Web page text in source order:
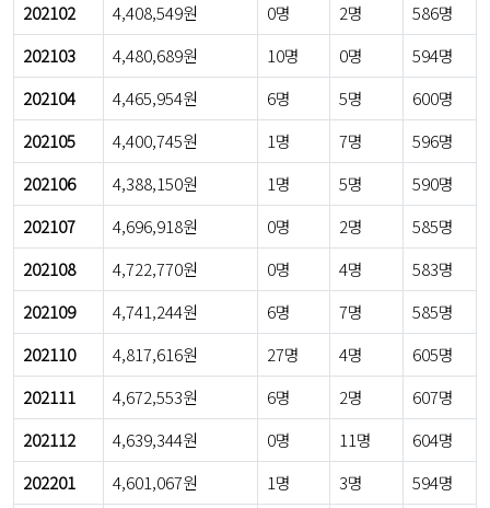
202102
4,408,549원 0명 2명
586명
202103
4,480,689원 10명 0명
594명
202104
4,465,954원 6명 5명
600명
202105
4,400,745원 1명 7명
596명
202106
4,388,150원 1명 5명
590명
202107
4,696,918원 0명 2명
585명
202108
4,722,770원 0명 4명
583명
202109
4,741,244원 6명 7명
585명
202110
4,817,616원 27명 4명
605명
202111
4,672,553원 6명 2명
607명
202112
4,639,344원 0명 11명
604명
202201
4,601,067원 1명 3명
594명